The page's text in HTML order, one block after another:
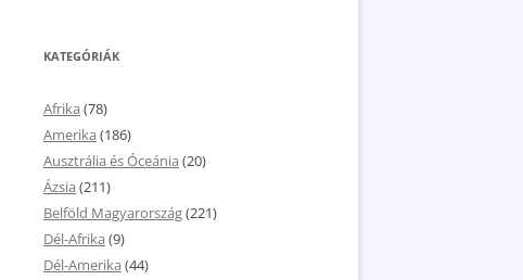
KATEGÓRIÁK
Afrika (78)
Amerika (186)
Ausztrália és Óceánia (20)
Ázsia (211)
Belföld Magyarország(221)
Dél-Afrika (9)
Dél-Amerika (44)